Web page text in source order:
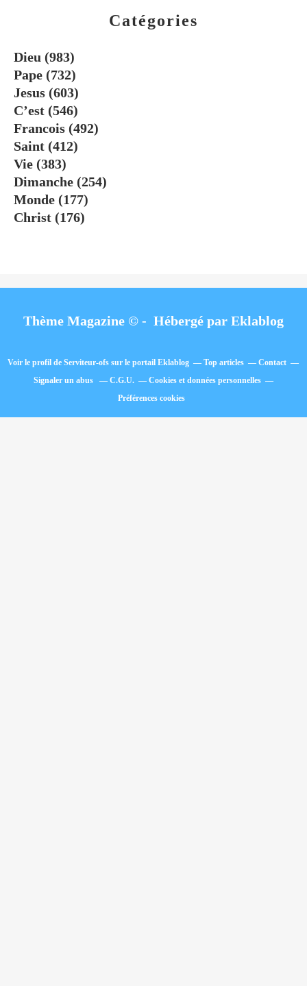
Catégories
Dieu (983)
Pape (732)
Jesus (603)
C’est (546)
Francois (492)
Saint (412)
Vie (383)
Dimanche (254)
Monde (177)
Christ (176)
Thème Magazine © - Hébergé par Eklablog
Voir le profil deServiteur-ofs sur le portail Eklablog Top articles
Contact
Signaler un abus
C.G.U.
Cookies et données personnelles
Préférences cookies